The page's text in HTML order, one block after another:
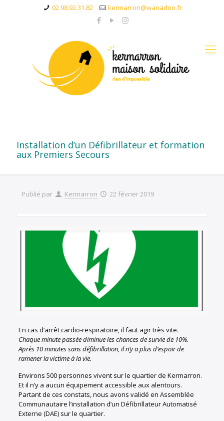
02.98.92.31.82 kermarron@wanadoo.fr
Installation d’un Défibrillateur et formation
aux Premiers Secours
Publié par Kermarron 22 février 2019
En cas d’arrêt cardio-respiratoire, il faut agir très vite.
Chaque minute passée diminue les chances de survie de 10%.
Après 10 minutes sans défibrillation, il n’y a plus d’espoir de
ramener la victime à la vie.
Environs 500 personnes vivent sur le quartier de Kermarron.
Et il n’y a aucun équipement accessible aux alentours.
Partant de ces constats, nous avons validé en Assemblée
Communautaire l’installation d’un Défibrillateur Automatisé
Externe (DAE) sur le quartier.